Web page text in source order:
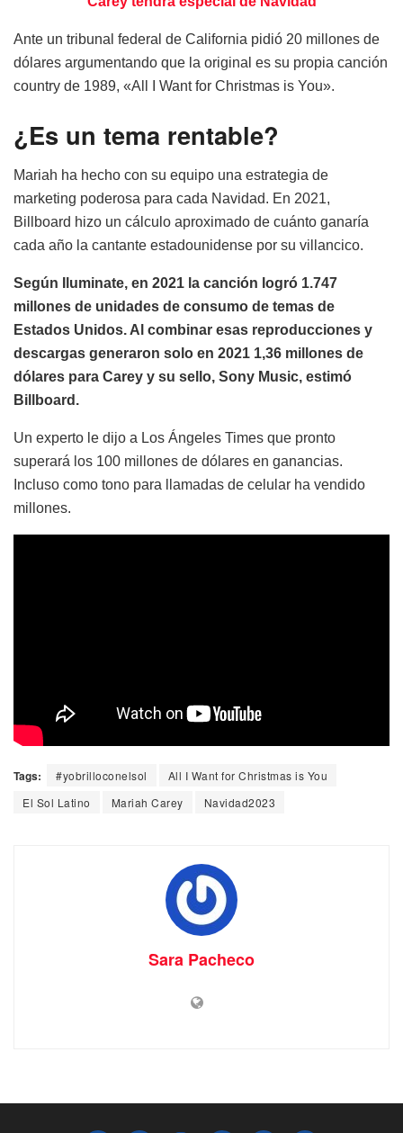
Ante un tribunal federal de California pidió 20 millones de
dólares argumentando que la original es su propia canción
country de 1989, «All I Want for Christmas is You».
¿Es un tema rentable?
Mariah ha hecho con su equipo una estrategia de
marketing poderosa para cada Navidad. En 2021,
Billboard hizo un cálculo aproximado de cuánto ganaría
cada año la cantante estadounidense por su villancico.
Según Iluminate, en 2021 la canción logró 1.747
millones de unidades de consumo de temas de
Estados Unidos. Al combinar esas reproducciones y
descargas generaron solo en 2021 1,36 millones de
dólares para Carey y su sello, Sony Music, estimó
Billboard.
Un experto le dijo a Los Ángeles Times que pronto
superará los 100 millones de dólares en ganancias.
Incluso como tono para llamadas de celular ha vendido
millones.
Tags: #yobrilloconelsol
All I Want for Christmas is You
El Sol Latino
Mariah Carey Navidad2023
Sara Pacheco